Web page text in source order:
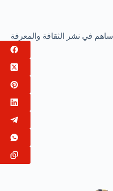
ساهم في نشر الثقافة والمعرفة